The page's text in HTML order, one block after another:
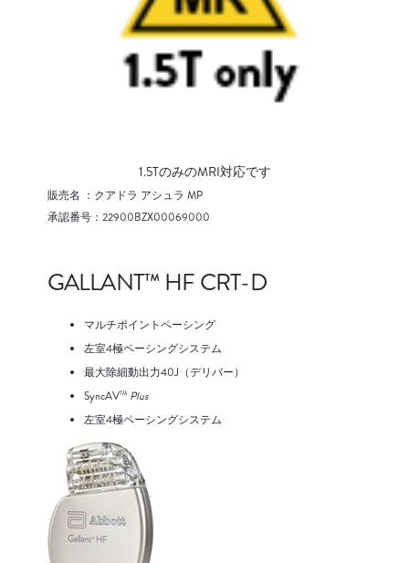
1.5TのみのMRI対応です
販売名 ：クアドラ アシュラ MP
承認番号：22900BZX00069000
GALLANT™ HF CRT-D
マルチポイントペーシング
左室4極ペーシングシステム
最大除細動出力40J（デリバー）
SyncAVTM Plus
左室4極ペーシングシステム